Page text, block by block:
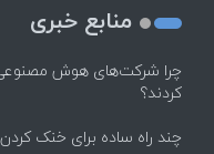
منابع خبری
چرا شرکت‌های هوش مصنوعی
کردند؟
چند راه‌ ساده برای خنک